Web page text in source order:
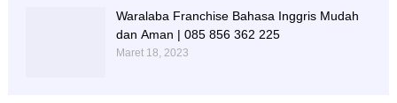
Waralaba Franchise Bahasa Inggris Mudah
dan Aman | 085 856 362 225
Maret 18, 2023